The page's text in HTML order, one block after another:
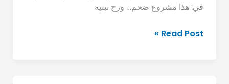
في: هذا مشروع ضخم… ورح نبنيه
Read Post »